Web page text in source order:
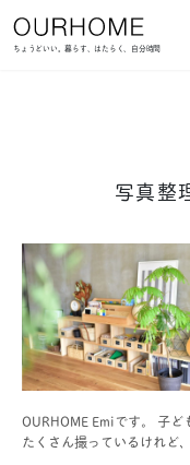
ちょうどいい。暮らす、はたらく、自分時間
写真整
OURHOME Emiです。 子
たくさん撮っているけれど